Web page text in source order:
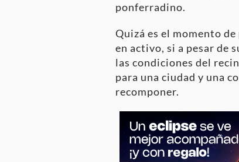
ponferradino.
Quizá es el momento
en activo, si a pesar de
las condiciones del
para una ciudad y una
recomponer.